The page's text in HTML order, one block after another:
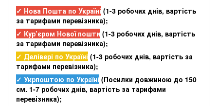
✓ Нова Пошта по Україні (1-3 робочих днів, вартість
за тарифами перевізника);
✓ Кур’єром Нової пошти (1-3 робочих днів, вартість
за тарифами перевізника);
✓ Делівері по Україні (1-3 робочих днів, вартість за
тарифами перевізника);
✓ Укрпоштою по Україні (Посилки довжиною до 150
см. 1-7 робочих днів, вартість за тарифами
перевізника);